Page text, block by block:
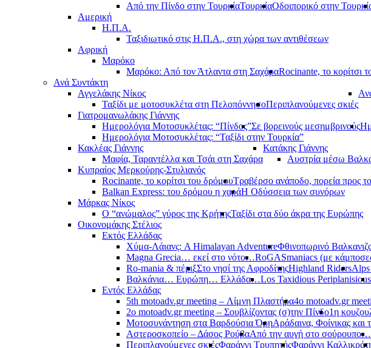
Από την Πίνδο στην ΤουρκίαΤουρκίαΟδοιπορικό στην
Αμερική
Η.Π.Α.
Ταξιδιωτικό στις Η.Π.Α., στη χώρα των αντιθέσεων
Αφρική
Μαρόκο
Μαρόκο: Από τον Άτλαντα στη ΣαχάραRocinante, το κορίτσι
Ανά Συντάκτη
Αγγελάκης Νίκος
Ταξίδι με μοτοσυκλέτα στη ΠελοπόννησοΠεριπλανούμενες σκιές
Γιατρομανωλάκης Γιάννης
Ημερολόγια Μοτοσυκλέτας: “Πίνδος”Σε βορεινούς μεσημβρινούς
Ημερολόγια Μοτοσυκλέτας: “Ταξίδι στην Τουρκία”
Κακλέας Γιάννης
Μαφία, Ταραντέλλα και Τσάι στη Σαχάρα
Κατάκης Γιάννης
Αυστρία μέσω
Κυπραίος Μερκούρης-Στυλιανός
Rocinante, το κορίτσι του δρόμουΤραβέρσο ανάποδο, πορεία προς
Balkan Express: του δρόμου η χαράΗ Οδύσσεια των συνόρων
Μάρκας Νίκος
Ο “ανώμαλος” γύρος της ΚρήτηςΤαξίδι στα δύο άκρα της Ευρώπης
Οικονομάκης Στέλιος
Εκτός Ελλάδας
Χύμα-Λάιανς: A Himalayan AdventureΦθινοπωρινό
Magna Grecia… εκεί στο νότο…RoGASmaniacs (με
Ro-mania & πέριξΣτο νησί της ΑφροδίτηςHighland RidersAlps
Βαλκάνια… Ευρώπη… Ελλάδα…Los Taxidious Periplanisious
Εντός Ελλάδας
5th motoadv.gr meeting – Λίμνη Πλαστήρα4ο motoadv.gr
2ο motoadv.gr meeting – Σουβλίζοντας (σ)την Πίνδο1η
Μοτοσυνάντηση στα Βαρδούσια ΌρηΑράδαινα, Φοίνικας και
Αστεροσκοπείο – Δάσος ΡούβαΑπό την αυγή στο σούρουπο…
Περιπλανούμενες σκιέςΦαράγγι ΤρυπητήςΦαράγγι